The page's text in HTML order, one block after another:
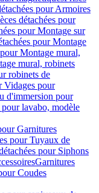
pour Armoires
détachées pour
pour Montage sur
pour Montage
Montage mural,
mural, robinets
robinets de
Vidages pour
d'immersion pour
lavabo, modèle
Garnitures
pour Tuyaux de
pour Siphons
Garnitures
Coudes